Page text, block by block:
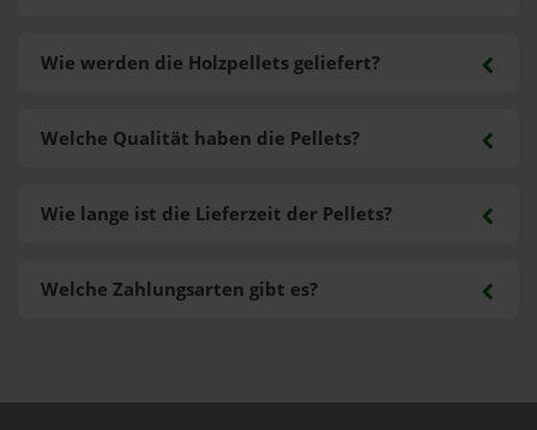
Wie werden die Holzpellets geliefert?
Welche Zahlungsarten gibt es?
Welche Qualität haben die Pellets?
Wie lange ist die Lieferzeit der Pellets?